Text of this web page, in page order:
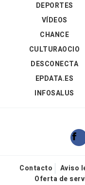
DEPORTES
VÍDEOS
CHANCE
CULTURAOCIO
DESCONECTA
EPDATA.ES
INFOSALUS
Contacto Aviso
Oferta de